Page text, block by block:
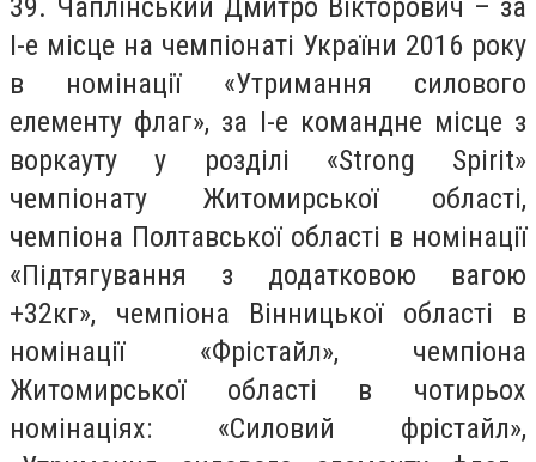
39. Чаплінський Дмитро Вікторович – за
І-е місце на чемпіонаті України 2016 року
в номінації «Утримання силового
елементу флаг», за І-е командне місце з
воркауту у розділі «Strong Spirit»
чемпіонату Житомирської області,
чемпіона Полтавської області в номінації
«Підтягування з додатковою вагою
+32кг», чемпіона Вінницької області в
номінації «Фрістайл», чемпіона
Житомирської області в чотирьох
номінаціях: «Силовий фрістайл»,